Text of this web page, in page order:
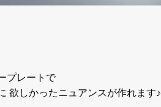
プレートで
欲しかったニュアンスが作れます♪